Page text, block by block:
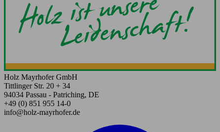
Holz Mayrhofer GmbH
Tittlinger Str. 20 + 34
94034 Passau - Patriching, DE
+49 (0) 851 955 14-0
info@holz-mayrhofer.de